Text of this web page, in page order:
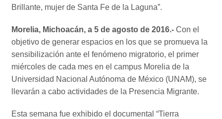
Brillante, mujer de Santa Fe de la Laguna”.
Morelia, Michoacán, a 5 de agosto de 2016.-Con el
objetivo de generar espacios en los que se promueva la
sensibilización ante el fenómeno migratorio, el primer
miércoles de cada mes en el campus Morelia de la
Universidad Nacional Autónoma de México (UNAM), se
llevarán a cabo actividades de la Presencia Migrante.
Esta semana fue exhibido el documental “Tierra